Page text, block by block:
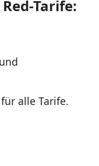
Tarife:
alle Tarife.